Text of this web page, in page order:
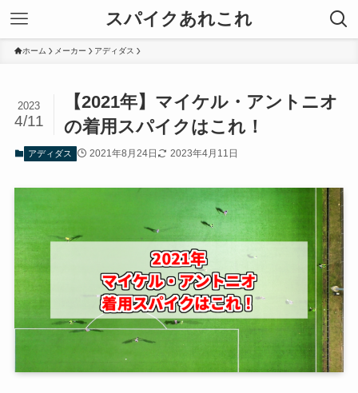
スパイクあれこれ
ホーム メーカー アディダス
【2021年】マイケル・アントニオ
の着用スパイクはこれ！
2023
4/11
アディダス 2021年8月24日 2023年4月11日